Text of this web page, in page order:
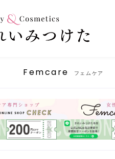
Femcare フェムケア